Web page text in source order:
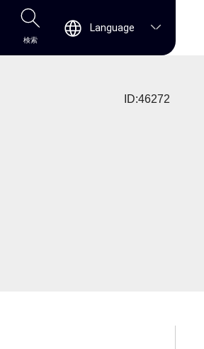
検索
Language
ID:46272